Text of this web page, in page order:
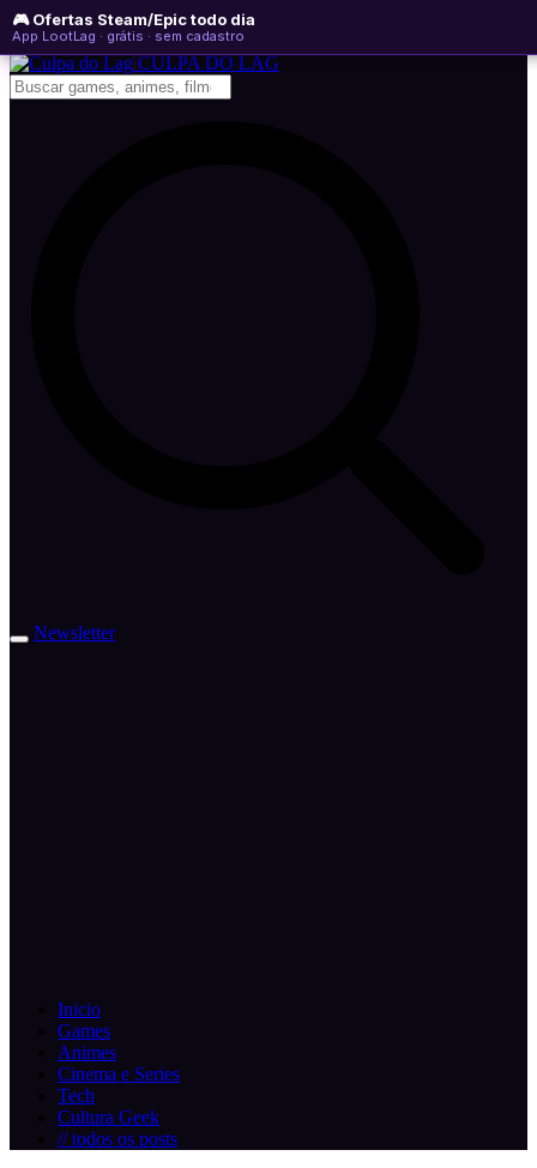
🎮 Ofertas Steam/Epic todo dia
App LootLag · grátis · sem cadastro
quinta-feira, 06 de agosto de 2026
Newsletter
CULPA DO LAG
Newsletter
Inicio
Games
Animes
Cinema e Series
Tech
Cultura Geek
// todos os posts